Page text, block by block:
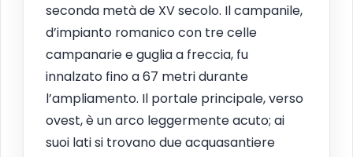
seconda metà de XV secolo. Il campanile,
d’impianto romanico con tre celle
campanarie e guglia a freccia, fu
innalzato fino a 67 metri durante
l’ampliamento. Il portale principale, verso
ovest, è un arco leggermente acuto; ai
suoi lati si trovano due acquasantiere